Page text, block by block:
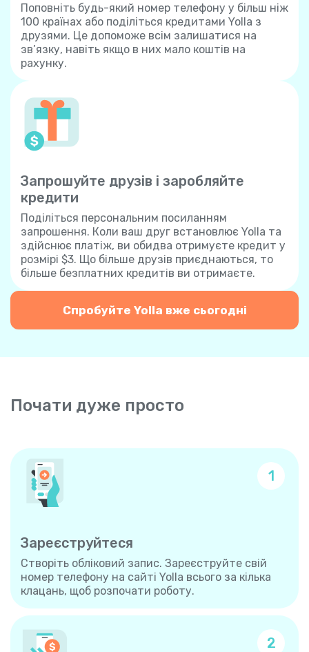
Поповніть будь-який номер телефону у більш ніж
100 країнах або поділіться кредитами Yolla з
друзями. Це допоможе всім залишатися на
зв’язку, навіть якщо в них мало коштів на
рахунку.
Запрошуйте друзів і заробляйте
кредити
Поділіться персональним посиланням
запрошення. Коли ваш друг встановлює Yolla та
здійснює платіж, ви обидва отримуєте кредит у
розмірі $3. Що більше друзів приєднаються, то
більше безплатних кредитів ви отримаєте.
Спробуйте Yolla вже сьогодні
Почати дуже просто
1
Зареєструйтеся
Створіть обліковий запис. Зареєструйте свій
номер телефону на сайті Yolla всього за кілька
клацань, щоб розпочати роботу.
2